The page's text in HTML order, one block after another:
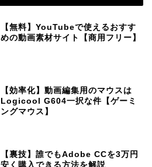
【無料】YouTubeで使えるおすす
めの動画素材サイト【商用フリー】
【効率化】動画編集用のマウスは
Logicool G604一択な件【ゲーミ
ングマウス】
【裏技】誰でもAdobe CCを3万円
安く購入できる方法を解説